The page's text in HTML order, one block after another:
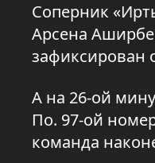
Соперник
Арсена
зафиксирован
А на 26-ой
По. 97-ой
команда